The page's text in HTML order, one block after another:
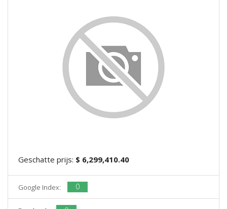
Geschatte prijs: $ 6,299,410.40
Google Index: 0